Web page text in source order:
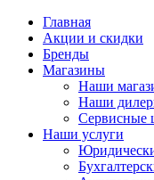
Главная
Акции и скидки
Бренды
Магазины
Наши
Наши
Сервисные
Наши услуги